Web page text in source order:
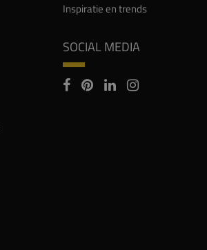
Inspiratie en trends
SOCIAL MEDIA